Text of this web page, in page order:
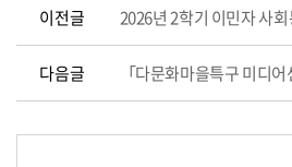
이전글
다음글